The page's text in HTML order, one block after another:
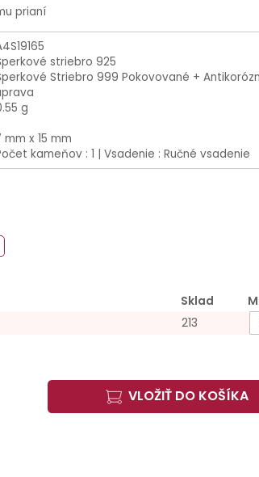
prianí
striebro 925
Striebro 999 Pokovované +
g
mm x 15 mm
kameňov : 1 | Vsadenie : Ručné vsadenie
Sklad
213
VLOŽIŤ DO KOŠÍKA